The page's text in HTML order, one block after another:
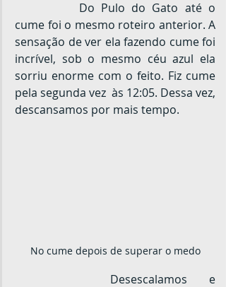
cume foi o mesmo roteiro anterior. A
sensação de ver ela fazendo cume foi
incrível, sob o mesmo céu azul ela
sorriu enorme com o feito. Fiz cume
pela segunda vez  às 12:05. Dessa vez,
descansamos por mais tempo.
No cume depois de superar o medo